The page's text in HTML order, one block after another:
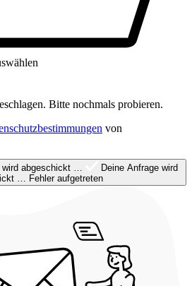
Bitte nochmals probieren.
von
wird abgeschickt …
Deine Anfrage wird
… Fehler aufgetreten